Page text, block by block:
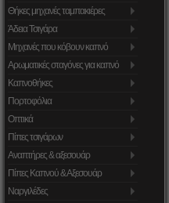
Θήκες μηχανές ταμπακιέρες
Άδεια Τσιγάρα
Μηχανές που κόβουν καπνό
Αρωματικές σταγόνες για καπνό
Καπνοθήκες
Πορτοφόλια
Οπτικά
Πίπες τσιγάρων
Αναπτήρες & αξεσουάρ
Πίπες Καπνού & Αξεσουάρ
Ναργιλέδες